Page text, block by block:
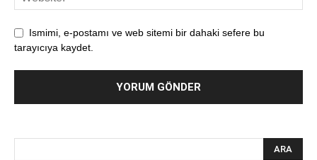
Ismimi, e-postamı ve web sitemi bir dahaki sefere bu
tarayıcıya kaydet.